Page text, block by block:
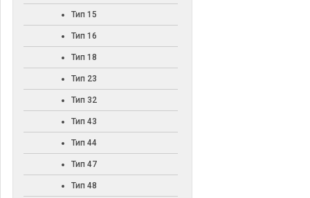
Тип 15
Тип 16
Тип 18
Тип 23
Тип 32
Тип 43
Тип 44
Тип 47
Тип 48